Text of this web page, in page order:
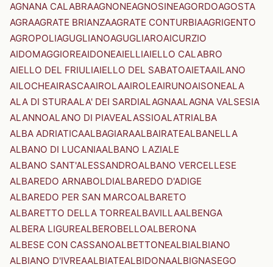
AGNANA CALABRAAGNONEAGNOSINEAGORDOAGOSTA
AGRAAGRATE BRIANZAAGRATE CONTURBIAAGRIGENTO
AGROPOLIAGUGLIANOAGUGLIAROAICURZIO
AIDOMAGGIOREAIDONEAIELLIAIELLO CALABRO
AIELLO DEL FRIULIAIELLO DEL SABATOAIETAAILANO
AILOCHEAIRASCAAIROLAAIROLEAIRUNOAISONEALA
ALA DI STURAALA' DEI SARDIALAGNAALAGNA VALSESIA
ALANNOALANO DI PIAVEALASSIOALATRIALBA
ALBA ADRIATICAALBAGIARAALBAIRATEALBANELLA
ALBANO DI LUCANIAALBANO LAZIALE
ALBANO SANT'ALESSANDROALBANO VERCELLESE
ALBAREDO ARNABOLDIALBAREDO D'ADIGE
ALBAREDO PER SAN MARCOALBARETO
ALBARETTO DELLA TORREALBAVILLAALBENGA
ALBERA LIGUREALBEROBELLOALBERONA
ALBESE CON CASSANOALBETTONEALBIALBIANO
ALBIANO D'IVREAALBIATEALBIDONAALBIGNASEGO